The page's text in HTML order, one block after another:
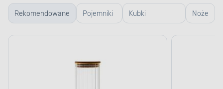
Rekomendowane Pojemniki
szklane
Kubki
termiczne i
Noże